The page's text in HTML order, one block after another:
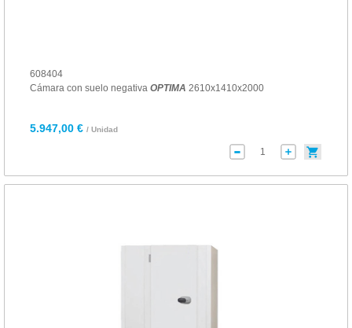
608404
Cámara con suelo negativa OPTIMA 2610x1410x2000
5.947,00 € / Unidad